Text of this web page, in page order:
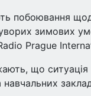
побоювання
зимових
Prague
що